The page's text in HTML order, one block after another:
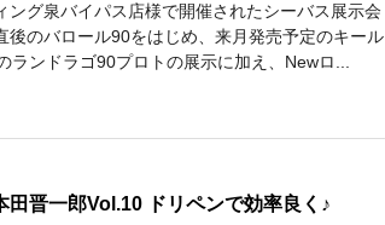
ング泉バイパス店様で開催されたシーバス展示会
後のバロール90をはじめ、来月発売予定のキール
ランドラゴ90プロトの展示に加え、Newロ...
田晋一郎Vol.10 ドリペンで効率良く♪